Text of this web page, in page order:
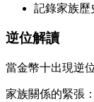
記錄家族歷
逆位解讀
當金幣十出現逆
家族關係的緊張